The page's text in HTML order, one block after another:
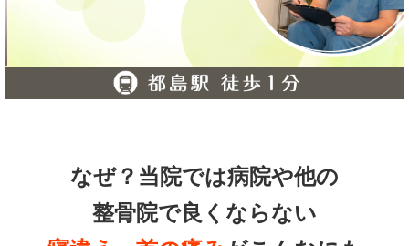
なぜ？当院では病院や他の
整骨院で良くならない